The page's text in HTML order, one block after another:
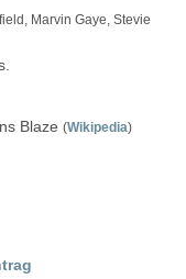
Marvin Gaye, Stevie
Blaze (Wikipedia)